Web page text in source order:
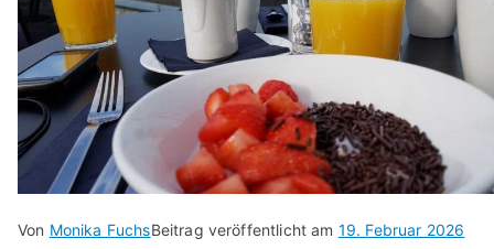
Von Monika FuchsBeitrag veröffentlicht am 19. Februar 2026